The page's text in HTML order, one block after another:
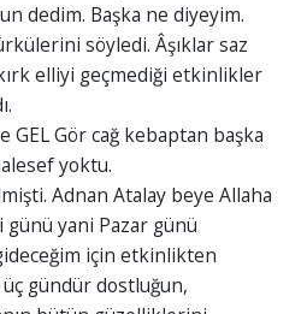
dedim. Başka ne diyeyim.
söyledi. Âşıklar saz
kırk elliyi geçmediği etkinlikler
GEL Gör cağ kebaptan başka
yoktu.
Adnan Atalay beye Allaha
günü yani Pazar günü
için etkinlikten
gündür dostluğun,